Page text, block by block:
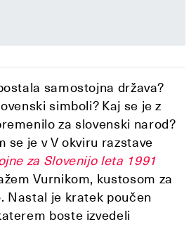
samostojna država?
simboli? Kaj se je z
za slovenski narod?
se je v V okviru razstave
za Slovenijo leta 1991
Vurnikom, kustosom za
Nastal je kratek poučen
boste izvedeli